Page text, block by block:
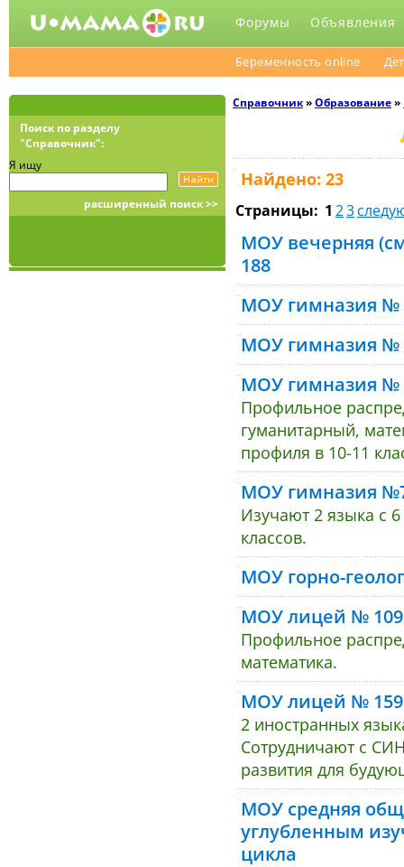
Форумы Объявления
Беременность online
Поиск по разделу
"Справочник":
Я ищу
расширенный поиск >>
Справочник»Образование»
Найдено: 23
Страницы: 1 23
МОУ вечерняя
188
МОУ гимназия №
МОУ гимназия №
МОУ гимназия №
Профильное
гуманитарный,
профиля в 10-11
МОУ гимназия
Изучают 2 языка с
классов.
МОУ горно-
МОУ лицей № 109
Профильное
математика.
МОУ лицей № 159
2 иностранных
Сотрудничают с
развития для
МОУ средняя
углубленным
цикла